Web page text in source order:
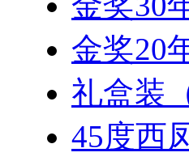
金奖20
礼盒装
45度西